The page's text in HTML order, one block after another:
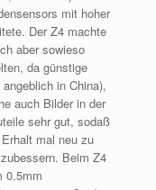
mit hoher
Der Z4 machte
aber sowieso
da günstige
in China),
auch Bilder in der
sehr gut, sodaß
mal neu zu
Beim Z4
0.5mm